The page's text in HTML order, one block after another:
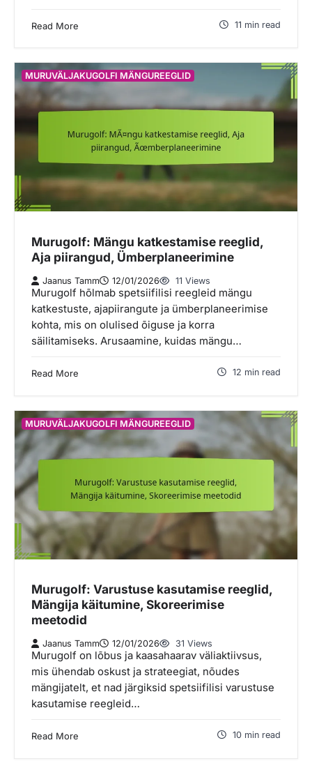
Read More 11 min read
MURUVÄLJAKUGOLFI MÄNGUREEGLID
Murugolf: Mängu katkestamise reeglid,
Aja piirangud, Ümberplaneerimine
Jaanus Tamm 12/01/2026 11 Views
Murugolf hõlmab spetsiifilisi reegleid mängu
katkestuste, ajapiirangute ja ümberplaneerimise
kohta, mis on olulised õiguse ja korra
säilitamiseks. Arusaamine, kuidas mängu…
Read More 12 min read
MURUVÄLJAKUGOLFI MÄNGUREEGLID
Murugolf: Varustuse kasutamise reeglid,
Mängija käitumine, Skoreerimise
meetodid
Jaanus Tamm 12/01/2026 31 Views
Murugolf on lõbus ja kaasahaarav väliaktiivsus,
mis ühendab oskust ja strateegiat, nõudes
mängijatelt, et nad järgiksid spetsiifilisi varustuse
kasutamise reegleid…
Read More 10 min read